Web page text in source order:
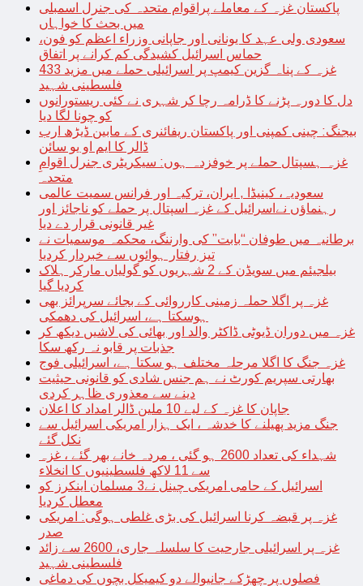
پاکستان غزہ کے معاملے پراقوام متحدہ کی جنرل اسمبلی
میں بحث کا خواہاں
سعودی ولی عہد کا یونانی اور جاپانی وزراء اعظم کو فون،
حماس اسرائیل کشیدگی کم کرانے پر اتفاق
غزہ کے پناہ گزین کیمپ پر اسرائیلی حملے میں مزید 433
فلسطینی شہید
دل کا دورہ پڑنے کا ڈرامہ رچا کر شہری نے کئی ریستورانوں
کو چونا لگا دیا
بیجنگ: چینی کمپنی اور پاکستان ریفائنری کے مابین ڈیڑھ ارب
ڈالر کا ایم او یو سائن
غزہ ہسپتال حملے پر خوفزدہ ہوں: سیکریٹری جنرل اقوامِ
متحدہ
سعودیہ، کینیڈا , ایران، ترکیہ اور فرانس سمیت عالمی
رہنماؤں نےاسرائیل کے غزہ اسپتال پر حملے کو ناجائز اور
غیر قانونی قرار دے دیا
برطانیہ میں طوفان “بابت” کی وارننگ، محکمہ موسمیات نے
تیز رفتار ہوائوں سے خبردار کردیا
بیلجیئم میں سویڈن کے 2 شہریوں کو گولیاں مارکر ہلاک
کردیا گیا
غزہ پر اگلا حملہ زمینی کارروائی کے بجائے سرپرائز بھی
ہوسکتا ہے، اسرائیل کی دھمکی
غزہ میں دوران ڈیوٹی ڈاکٹر والد اور بھائی کی لاشیں دیکھ کر
جذبات پر قابو نہ رکھ سکا
غزہ جنگ کا اگلا مرحلہ مختلف ہو سکتا ہے، اسرائیلی فوج
بھارتی سپریم کورٹ نے ہم جنس شادی کو قانونی حیثیت
دینے سے معذوری ظاہر کردی
جاپان کا غزہ کے لیے 10 ملین ڈالر امداد کا اعلان
جنگ مزید پھیلنے کا خدشہ ، ایک ہزار امریکی اسرائیل سے
نکل گئے
شہداء کی تعداد 2600 ہو گئی ، مردہ خانے بھر گئے ، غزہ
سے 11 لاکھ فلسطینیوں کا انخلاء
اسرائیل کے حامی امریکی چینل نے3 مسلمان اینکرز کو
معطل کردیا
غزہ پر قبضہ کرنا اسرائیل کی بڑی غلطی ہوگی: امریکی
صدر
غزہ پر اسرائیلی جارحیت کا سلسلہ جاری، 2600 سے زائد
فلسطینی شہید
فصلوں پر چھڑکے جانیوالے دو کیمیکل بچوں کی دماغی